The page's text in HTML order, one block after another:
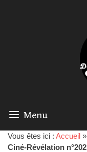
Menu
Vous êtes ici : Accueil »
Ciné-Révélation n°202